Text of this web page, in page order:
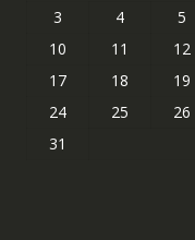
3
4 5
10
11 12
17
18 19
24
25 26
31